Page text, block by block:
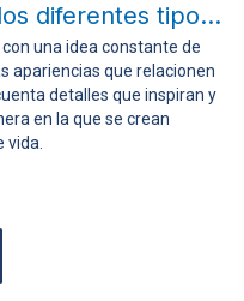
¿Cuáles son los diferentes tipos de vajillas?
una idea constante de
apariencias que relacionen
detalles que inspiran y
en la que se crean
vida.